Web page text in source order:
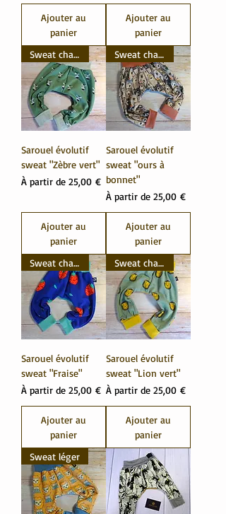
Ajouter au
panier
Ajouter au
panier
Sweat chaud
Sarouel évolutif
sweat "Zèbre vert"
À partir de 25,00 €
Prix promotionnel
Ajouter au
panier
Sweat chaud
Sarouel évolutif
sweat "ours à
bonnet"
À partir de 25,00 €
Prix promotionnel
Ajouter au
panier
Sweat chaud
Sarouel évolutif
sweat "Fraise"
À partir de 25,00 €
Prix promotionnel
Ajouter au
panier
Sweat chaud
Sarouel évolutif
sweat "Lion vert"
À partir de 25,00 €
Prix promotionnel
Ajouter au
panier
Sweat léger